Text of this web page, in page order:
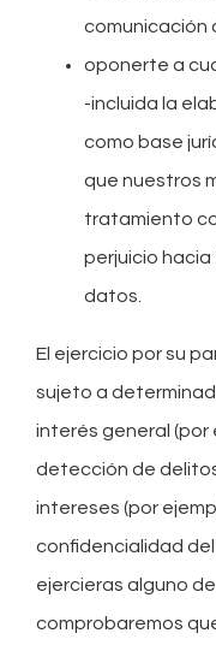
comunicación
oponerte a
-incluida la
como base
que nuestros
tratamiento
perjuicio
datos.
El ejercicio por su
sujeto a
interés general (por
detección de
intereses (por
confidencialidad del
ejercieras alguno
comprobaremos